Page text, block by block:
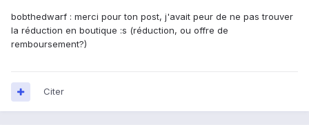
bobthedwarf : merci pour ton post, j'avait peur de ne pas trouver
la réduction en boutique :s (réduction, ou offre de
remboursement?)
Citer